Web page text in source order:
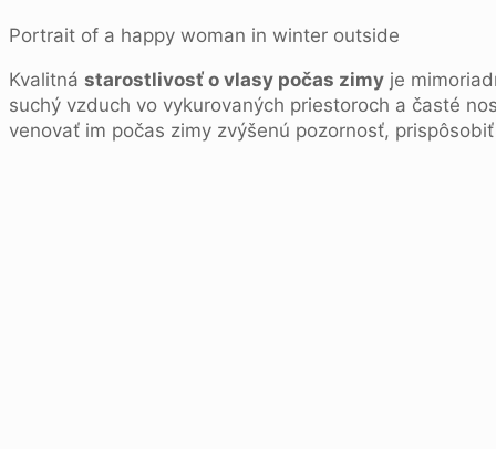
Portrait of a happy woman in winter outside
Kvalitná starostlivosť o vlasy počas zimy je
suchý vzduch vo vykurovaných priestoroch a časté
venovať im počas zimy zvýšenú pozornosť,